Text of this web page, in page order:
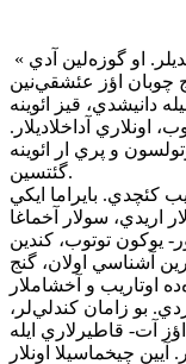
چوبان اؤز عئشقي‌نين
دانيشدي، قيز ائوينه
اونلاري آداخلاديلار.
و پري ار ائوينه
گئتسين.
کئچدي. بايراما ايکي
اريدي، سولار آخماغا
يوکون توتوب، کندين
آشناسي اولان، گنج
اوتاريب و آخشاملار
بو زامان کندلي‌لر،
آت- قاطيرلاري ايله
چيخماسيلا اونلار